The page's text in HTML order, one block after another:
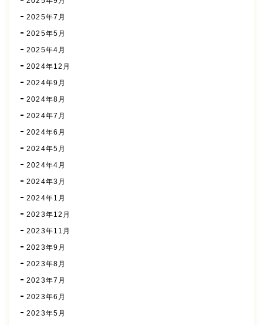
2025年7月
2025年5月
2025年4月
2024年12月
2024年9月
2024年8月
2024年7月
2024年6月
2024年5月
2024年4月
2024年3月
2024年1月
2023年12月
2023年11月
2023年9月
2023年8月
2023年7月
2023年6月
2023年5月